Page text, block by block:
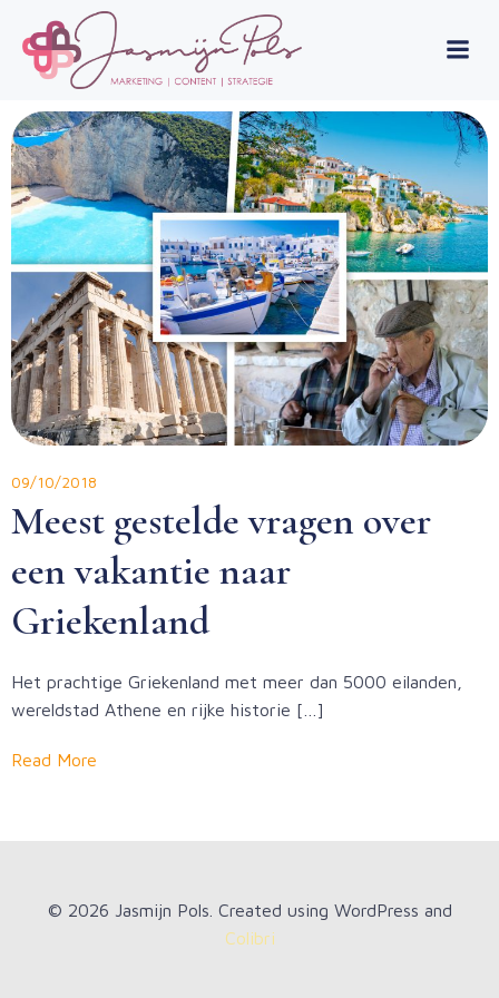
Skip
to
content
09/10/2018
Meest gestelde vragen over
een vakantie naar
Griekenland
Het prachtige Griekenland met meer dan 5000 eilanden,
wereldstad Athene en rijke historie […]
Read More
© 2026 Jasmijn Pols. Created using WordPress and
Colibri